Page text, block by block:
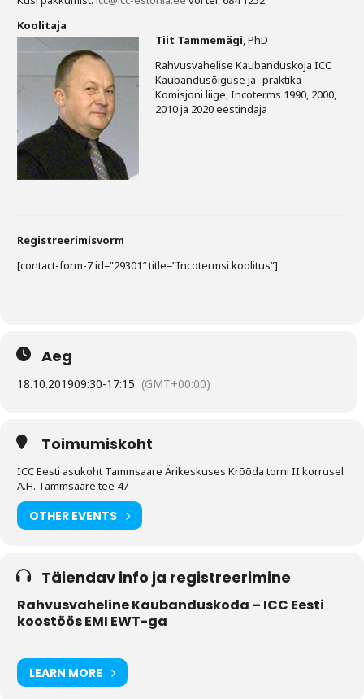
Koolitaja
Tiit Tammemägi, PhD
Rahvusvahelise Kaubanduskoja ICC
Kaubandusõiguse ja -praktika
Komisjoni liige, Incoterms 1990, 2000,
2010 ja 2020 eestindaja
Registreerimisvorm
[contact-form-7 id=”29301″ title=”Incotermsi koolitus”]
Aeg
18.10.201909:30-17:15 (GMT+00:00)
Toimumiskoht
ICC Eesti asukoht Tammsaare Ärikeskuses Krõõda torni II korrusel
A.H. Tammsaare tee 47
OTHER EVENTS
Täiendav info ja registreerimine
Rahvusvaheline Kaubanduskoda – ICC Eesti
koostöös EMI EWT-ga
LEARN MORE